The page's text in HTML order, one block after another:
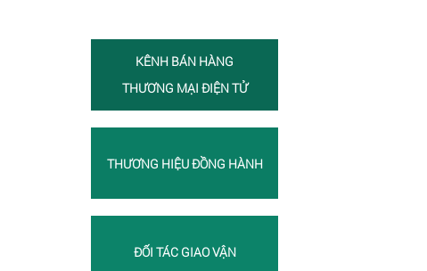
KÊNH BÁN HÀNG
THƯƠNG MẠI ĐIỆN TỬ
THƯƠNG HIỆU ĐỒNG HÀNH
ĐỐI TÁC GIAO VẬN